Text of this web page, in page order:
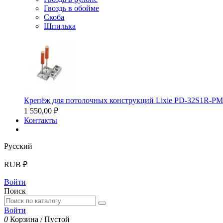
Гвоздь в обойме
Скоба
Шпилька
Крепёж для потолочных конструкций Lixie PD-32S1R-
1 550,00 ₽
Контакты
Русский
RUB ₽
Войти
Поиск
Войти
0 Корзина /Пустой